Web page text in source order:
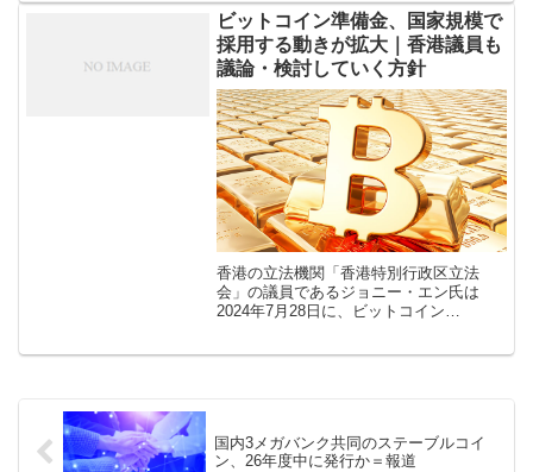
とは日経アジアが10月16日報じた。 […]
ビットコイン準備金、国家規模で
採用する動きが拡大｜香港議員も
議論・検討していく方針
香港の立法機関「香港特別行政区立法
会」の議員であるジョニー・エン氏は
2024年7月28日に、ビットコイン
国内3メガバンク共同のステーブルコイ
ン、26年度中に発行か＝報道